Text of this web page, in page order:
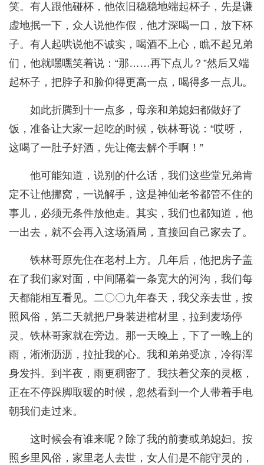
笑。有人跟他碰杯，他依旧稳稳地端起杯子，先是谦
虚地抿一下，众人说他作假，他才深喝一口，放下杯
子。有人起哄说他不诚实，喝酒不上心，瞧不起兄弟
们，他就嘿嘿笑着说：“那……再下点儿？”然后又端
起杯子，把脖子和脸仰得更高一点，喝得多一点儿。
如此折腾到十一点多，母亲和弟媳妇都做好了
饭，准备让大家一起吃的时候，铁林哥说：“哎呀，
这喝了一肚子好酒，先让俺去解个手啊！”
他可能知道，说别的什么话，我们这些堂兄弟肯
定不让他挪窝，一说解手，这是神仙老爷都管不住的
事儿，必须无条件放他走。其实，我们也都知道，他
一出去，就不会再入这场酒局，直接回自己家去了。
铁林哥原先住在老村上方。几年后，他把房子盖
在了我们家对面，中间隔着一条宽大的河沟，我们每
天都能相互看见。二〇〇九年春天，我父亲去世，按
照风俗，第二天就把尸身装进棺材里，拉到麦场停
灵。铁林哥家就在旁边。那一天晚上，下了一晚上的
雨，淅淅沥沥，拉扯我的心。我和弟弟受凉，冷得浑
身发抖。到半夜，雨更稠密了。我扶着父亲的灵柩，
正在不停跺脚取暖的时候，忽然看到一个人带着手电
朝我们走过来。
这时候会有谁来呢？除了我的前妻或弟媳妇。按
照乡里风俗，家里老人去世，女人们是不能守灵的，